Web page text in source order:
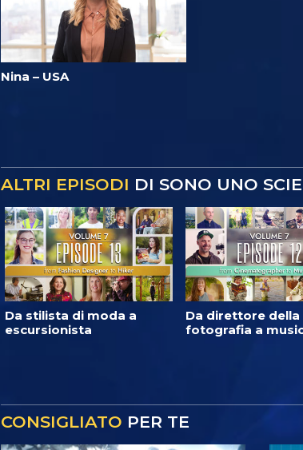
Nina – USA
ALTRI EPISODI DI SONO UNO
Da stilista di moda a
escursionista
Da direttore della
fotografia a
CONSIGLIATO PER TE